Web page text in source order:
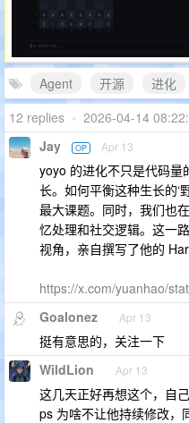
Agent 开源
进化
12 replies • 2026-04-14
Jay OP Apr 13
yoyo 的进化不只是代码量
长。如何平衡这种生长的‘
最大课题。同时，我们也
忆处理和社交逻辑。这一
视角，亲自撰写了他的
https://x.com/yuanhao/
Goalonez Apr 13
挺有意思的，关注一下
WildLion Apr 13
这几天正好再想这个，自
ps 为啥不让他持续修改，